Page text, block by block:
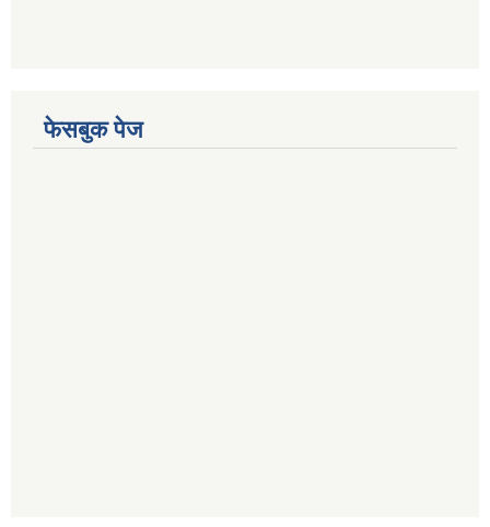
फेसबुक पेज